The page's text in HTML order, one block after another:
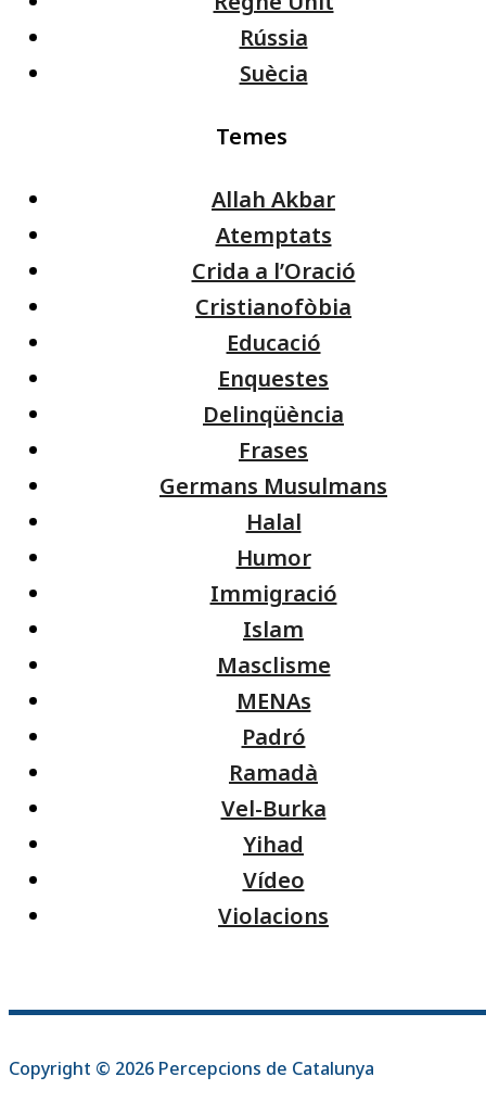
Rússia
Suècia
Temes
Allah Akbar
Atemptats
Crida a l’Oració
Cristianofòbia
Educació
Enquestes
Delinqüència
Frases
Germans Musulmans
Halal
Humor
Immigració
Islam
Masclisme
MENAs
Padró
Ramadà
Vel-Burka
Yihad
Vídeo
Violacions
Copyright © 2026 Percepcions de Catalunya